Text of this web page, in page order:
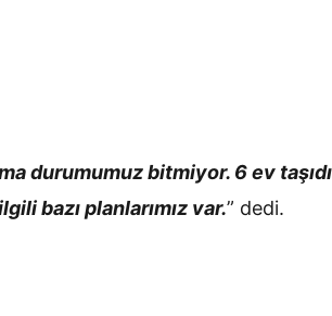
durumumuz bitmiyor. 6 ev
bazı planlarımız var.” dedi.